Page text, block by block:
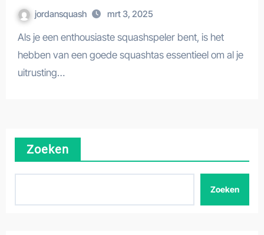
jordansquash mrt 3, 2025
Als je een enthousiaste squashspeler bent, is het
hebben van een goede squashtas essentieel om al je
uitrusting…
Zoeken
Zoeken